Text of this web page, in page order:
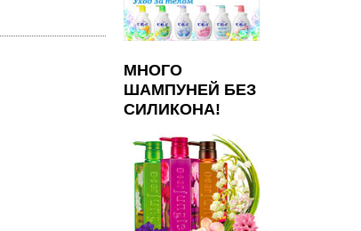
МНОГО
ШАМПУНЕЙ БЕЗ
СИЛИКОНА!